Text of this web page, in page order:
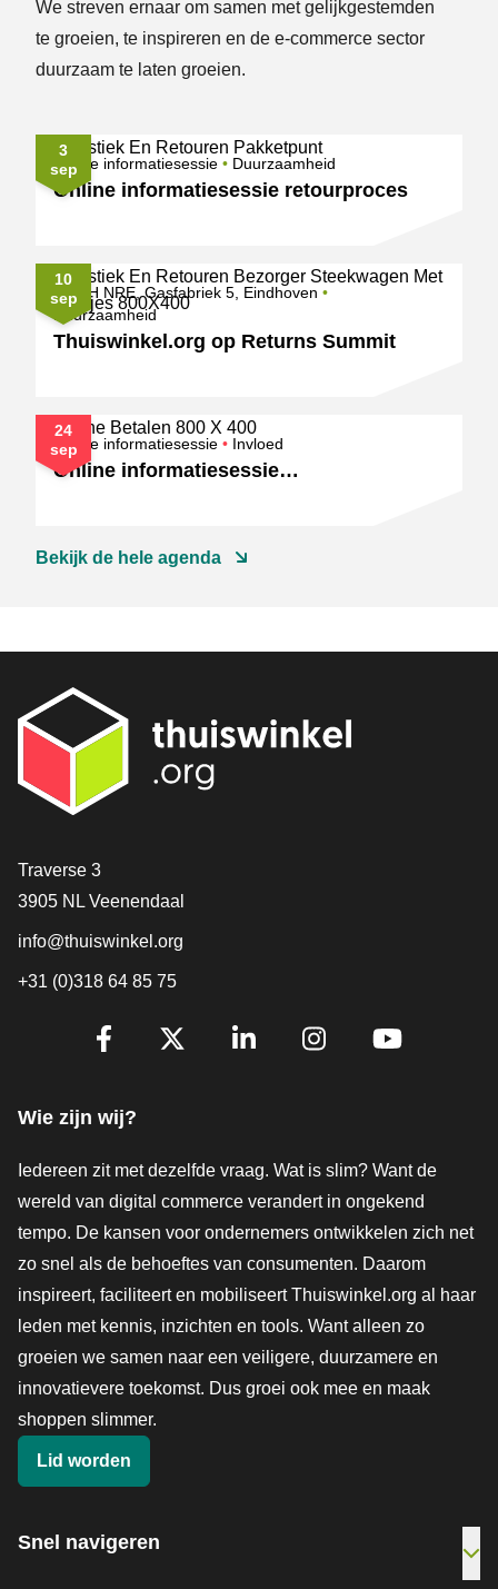
We streven ernaar om samen met gelijkgestemden
te groeien, te inspireren en de e-commerce sector
duurzaam te laten groeien.
Aankomende evenementen
Online informatiesessie retourproces
Online informatiesessie Onderwerpen
Duurzaamheid
3
sep
Thuiswinkel.org op Returns Summit
FIFTH NRE, Gasfabriek 5, Eindhoven Onderwerpen
Duurzaamheid
10
sep
Online informatiesessie
Online informatiesessie Onderwerpen
Invloed
24
sep
Bekijk de hele agenda
Contact
Traverse 3
3905 NL Veenendaal
info@thuiswinkel.org
+31 (0)318 64 85 75
Volg je ons al?
Wie zijn wij?
Iedereen zit met dezelfde vraag. Wat is slim? Want de
wereld van digital commerce verandert in ongekend
tempo. De kansen voor ondernemers ontwikkelen zich net
zo snel als de behoeftes van consumenten. Daarom
inspireert, faciliteert en mobiliseert Thuiswinkel.org al haar
leden met kennis, inzichten en tools. Want alleen zo
groeien we samen naar een veiligere, duurzamere en
innovatievere toekomst. Dus groei ook mee en maak
shoppen slimmer.
Lid worden
Snel navigeren